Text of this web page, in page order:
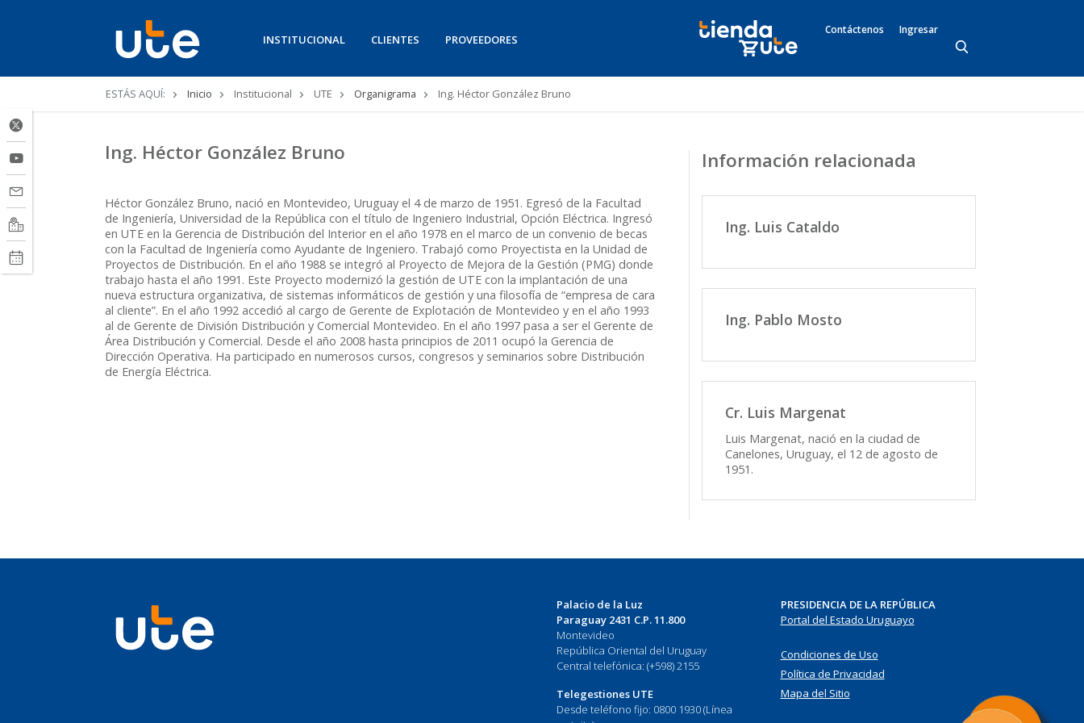
INSTITUCIONAL CLIENTES PROVEEDORES
Contáctenos Ingresar
Ruta
navegación
ESTÁS AQUÍ: Inicio Institucional UTE Organigrama Ing. Héctor González Bruno
Ing. Héctor González Bruno
Héctor González Bruno, nació en Montevideo, Uruguay el 4 de marzo de 1951. Egresó de la Facultad
de Ingeniería, Universidad de la República con el título de Ingeniero Industrial, Opción Eléctrica. Ingresó
en UTE en la Gerencia de Distribución del Interior en el año 1978 en el marco de un convenio de becas
con la Facultad de Ingeniería como Ayudante de Ingeniero. Trabajó como Proyectista en la Unidad de
Proyectos de Distribución. En el año 1988 se integró al Proyecto de Mejora de la Gestión (PMG) donde
trabajo hasta el año 1991. Este Proyecto modernizó la gestión de UTE con la implantación de una
nueva estructura organizativa, de sistemas informáticos de gestión y una filosofía de “empresa de cara
al cliente”. En el año 1992 accedió al cargo de Gerente de Explotación de Montevideo y en el año 1993
al de Gerente de División Distribución y Comercial Montevideo. En el año 1997 pasa a ser el Gerente de
Área Distribución y Comercial. Desde el año 2008 hasta principios de 2011 ocupó la Gerencia de
Dirección Operativa. Ha participado en numerosos cursos, congresos y seminarios sobre Distribución
de Energía Eléctrica.
Información relacionada
Ing. Luis Cataldo
Ing. Pablo Mosto
Cr. Luis Margenat
Luis Margenat, nació en la ciudad de
Canelones, Uruguay, el 12 de agosto de
1951.
Palacio de la Luz
Paraguay 2431 C.P. 11.800
Montevideo
República Oriental del Uruguay
Central telefónica: (+598) 2155
Telegestiones UTE
Desde teléfono fijo: 0800 1930 (Línea
PRESIDENCIA DE LA REPÚBLICA
Portal del Estado Uruguayo
Condiciones de Uso
Política de Privacidad
Mapa del Sitio